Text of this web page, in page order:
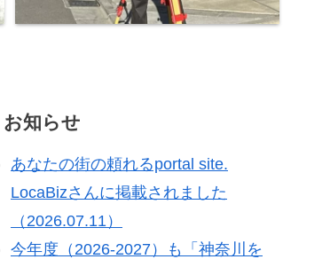
お知らせ
あなたの街の頼れるportal site.
LocaBizさんに掲載されました
（2026.07.11）
今年度（2026-2027）も「神奈川を